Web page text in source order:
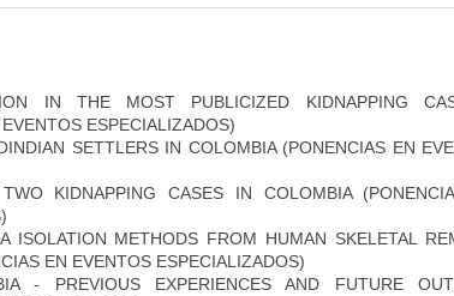
IN THE MOST PUBLICIZED KIDNAPPING
ESPECIALIZADOS)
SETTLERS IN COLOMBIA (PONENCIAS EN
KIDNAPPING CASES IN COLOMBIA
ISOLATION METHODS FROM HUMAN SKELETAL
EN EVENTOS ESPECIALIZADOS)
- PREVIOUS EXPERIENCES AND FUTURE